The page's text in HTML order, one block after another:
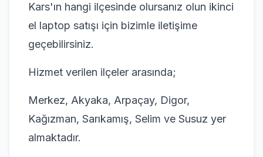
Kars'ın hangi ilçesinde olursanız olun ikinci
el laptop satışı için bizimle iletişime
geçebilirsiniz.
Hizmet verilen ilçeler arasında;
Merkez, Akyaka, Arpaçay, Digor,
Kağızman, Sarıkamış, Selim ve Susuz yer
almaktadır.